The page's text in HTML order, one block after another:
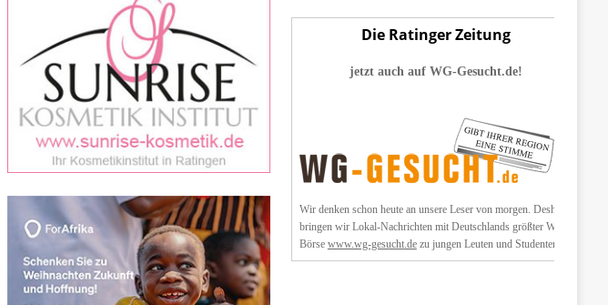
Die Ratinger Zeitung
jetzt auch auf WG-Gesucht.de!
Wir denken schon heute an unsere Leser von morgen. Deshalb
bringen wir Lokal-Nachrichten mit Deutschlands größter WG-
Börse www.wg-gesucht.dezu jungen Leuten und Studenten.